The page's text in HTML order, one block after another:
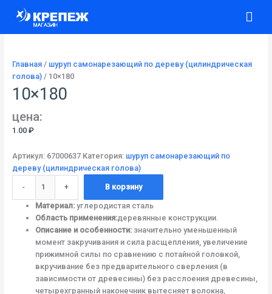
содержимому
Главная/ шуруп самонарезающий по дереву (цилиндрическая
голова)/ 10×180
10×180
цена:
1.00 ₽
Артикул: 67000637 Категория: шуруп самонарезающий по
дереву (цилиндрическая голова)
-
товара
10x180
+ В корзину
Материал:углеродистая сталь
Область применения:деревянные конструкции.
Описание и особенности:значительно уменьшенный
момент закручивания и сила расщепления, увеличение
прижимной силы по сравнению с потайной головкой,
вкручивание без предварительного сверления (в
зависимости от древесины) без расслоения древесины,
четырехгранный наконечник вытесняет волокна,